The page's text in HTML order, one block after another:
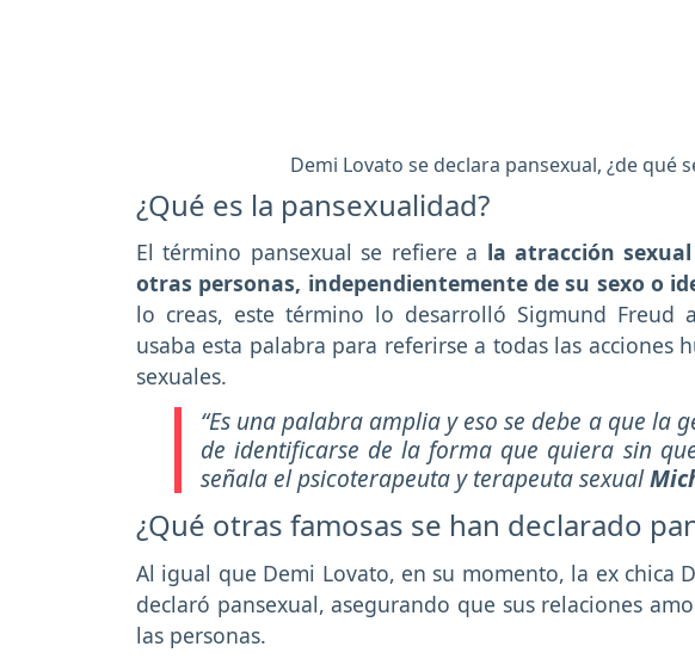
Demi Lovato se declara pansexual, ¿de qué
¿Qué es la pansexualidad?
El término pansexual se refiere a la atracción
otras personas, independientemente de su sexo o
lo creas, este término lo desarrolló Sigmund Freud
usaba esta palabra para referirse a todas las acciones
sexuales.
“Es una palabra amplia y eso se debe a que la
de identificarse de la forma que quiera sin
señala el psicoterapeuta y terapeuta sexual
¿Qué otras famosas se han declarado
Al igual que Demi Lovato, en su momento, la ex chica
declaró pansexual, asegurando que sus relaciones
las personas.